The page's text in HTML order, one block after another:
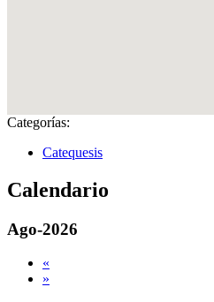
Categorías:
Catequesis
Calendario
Ago-2026
«
»